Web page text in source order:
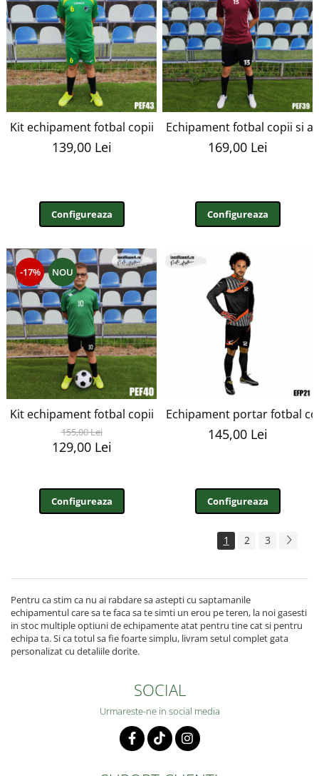
Kit echipament fotbal copii si adulti personalizabil EF43
139,00 Lei
Configureaza
Echipament fotbal copii si
169,00 Lei
Configureaza
-17% NOU
Kit echipament fotbal copii Patrick PEF40
155,00 Lei
129,00 Lei
Configureaza
Echipament portar fotbal
145,00 Lei
Configureaza
1 2 3
Pentru ca stim ca nu ai rabdare sa astepti cu saptamanile
echipamentul care sa te faca sa te simti un erou pe teren, la noi gasesti
in stoc multiple optiuni de echipamente atat pentru tine cat si pentru
echipa ta. Si ca totul sa fie foarte simplu, livram setul complet gata
personalizat cu detaliile dorite.
SOCIAL
Urmareste-ne in social media